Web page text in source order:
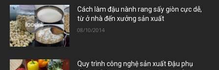
Cách làm đậu nành rang sấy giòn cực dễ,
từ ở nhà đến xưởng sản xuất
08/10/2014
Quy trình công nghệ sản xuất Đậu phụ